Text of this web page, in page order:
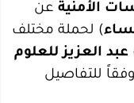
الأمنية عن
) لحملة مختلف
العزيز للعلوم
وذلك وفقاً للتفاصيل